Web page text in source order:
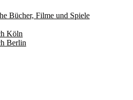
Bücher, Filme und Spiele
Köln
Berlin